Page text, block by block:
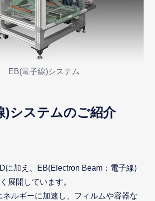
EB(電子線)システム
)システムのご紹介
に加え、EB(Electron Beam：電子線)
展開しています。
ネルギーに加速し、フィルムや容器な